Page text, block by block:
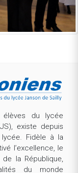
élèves du lycée
existe depuis
lycée. Fidèle à la
l’excellence, le
la République,
du monde